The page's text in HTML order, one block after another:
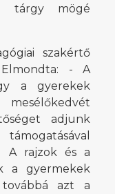
tárgy mögé
szakértő
- A
a gyerekek
adjunk
A rajzok és a
a gyermekek
továbbá azt a